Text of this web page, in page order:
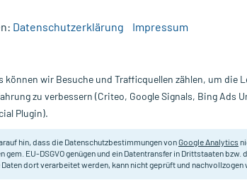
Nur für kurze Zeit:Gratis-Versand* ab 19€
30 ml Kamillosan
Pflanzliches
Datenschutzerklärung Impressum
können wir Besuche und Trafficquellen zählen, um die
zu verbessern (Criteo, Google Signals, Bing Ads
Plugin).
hin, dass die Datenschutzbestimmungen vonGoogle Analytics
gem. EU-DSGVO genügen und ein Datentransfer in Drittstaaten
Daten dort verarbeitet werden, kann nicht geprüft und nachvollzogen